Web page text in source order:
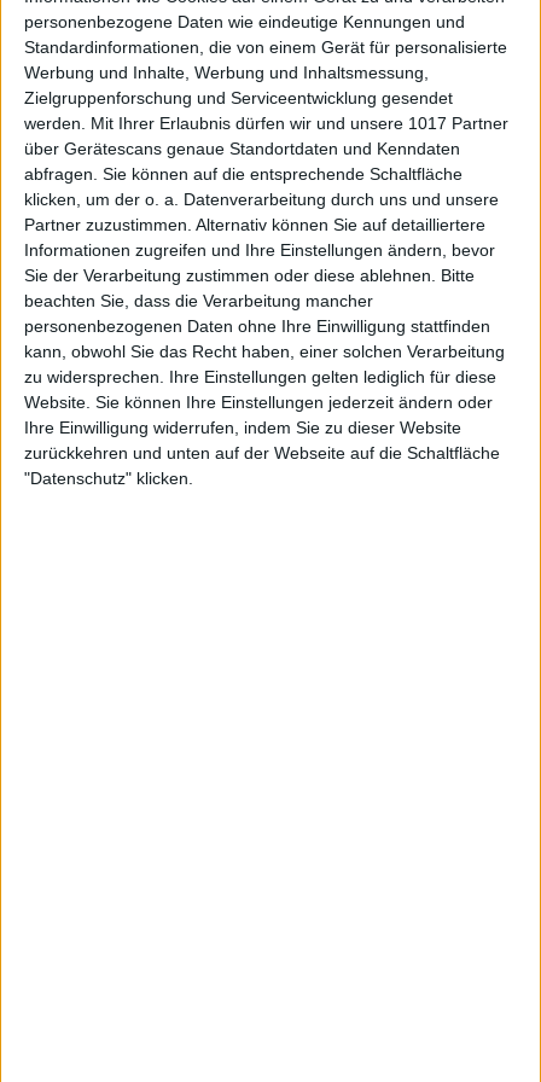
personenbezogene Daten wie eindeutige Kennungen und
Standardinformationen, die von einem Gerät für personalisierte
Werbung und Inhalte, Werbung und Inhaltsmessung,
Zielgruppenforschung und Serviceentwicklung gesendet
werden.
Mit Ihrer Erlaubnis dürfen wir und unsere 1017 Partner
über Gerätescans genaue Standortdaten und Kenndaten
abfragen. Sie können auf die entsprechende Schaltfläche
klicken, um der o. a. Datenverarbeitung durch uns und unsere
Partner zuzustimmen. Alternativ können Sie auf detailliertere
Informationen zugreifen und Ihre Einstellungen ändern, bevor
Sie der Verarbeitung zustimmen oder diese ablehnen.
Bitte
beachten Sie, dass die Verarbeitung mancher
personenbezogenen Daten ohne Ihre Einwilligung stattfinden
kann, obwohl Sie das Recht haben, einer solchen Verarbeitung
zu widersprechen. Ihre Einstellungen gelten lediglich für diese
Website. Sie können Ihre Einstellungen jederzeit ändern oder
Ihre Einwilligung widerrufen, indem Sie zu dieser Website
zurückkehren und unten auf der Webseite auf die Schaltfläche
"Datenschutz" klicken.